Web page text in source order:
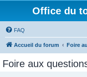
Office du
FAQ
Accueil du forum Foire
Foire aux